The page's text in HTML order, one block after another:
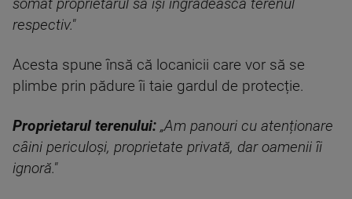
somat proprietarul să își îngrădească terenul
respectiv."
Acesta spune însă că locanicii care vor să se
plimbe prin pădure îi taie gardul de protecție.
Proprietarul terenului: „Am panouri cu atenționare
câini periculoși, proprietate privată, dar oamenii îi
ignoră."